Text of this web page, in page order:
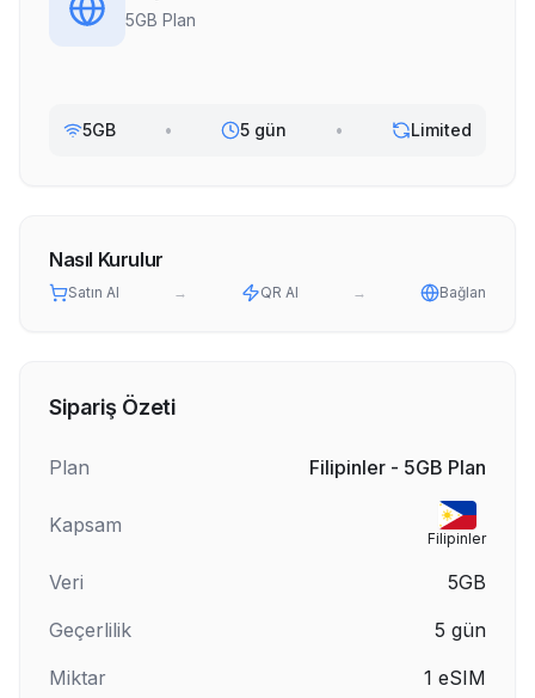
5GB Plan
5GB • 5 gün • Limited
Nasıl Kurulur
Satın Al → QR Al → Bağlan
Sipariş Özeti
Plan Filipinler - 5GB Plan
Kapsam
Filipinler
Veri
5GB
Geçerlilik
5 gün
Miktar
1 eSIM